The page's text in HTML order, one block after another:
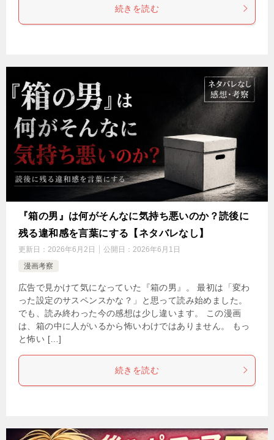
続きを読む
『箱の男』は何がそんなに気持ち悪いのか？読後に
残る違和感を言葉にする【ネタバレなし】
更新日： 2026年6月2日 公開日： 2026年6月1日
漫画考察
広告で見かけて気になっていた『箱の男』。 最初は「変わ
った設定のサスペンスかな？」と思って読み始めました。
でも、読み終わった今の感想は少し違います。 この漫画
は、箱の中に人がいるから怖いわけではありません。 もっ
と怖い […]
続きを読む